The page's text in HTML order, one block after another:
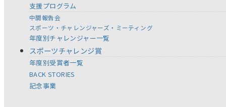
支援プログラム
中間報告会
スポーツ・チャレンジャーズ・ミーティング
年度別チャレンジャー一覧
スポーツチャレンジ賞
年度別受賞者一覧
BACK STORIES
記念事業